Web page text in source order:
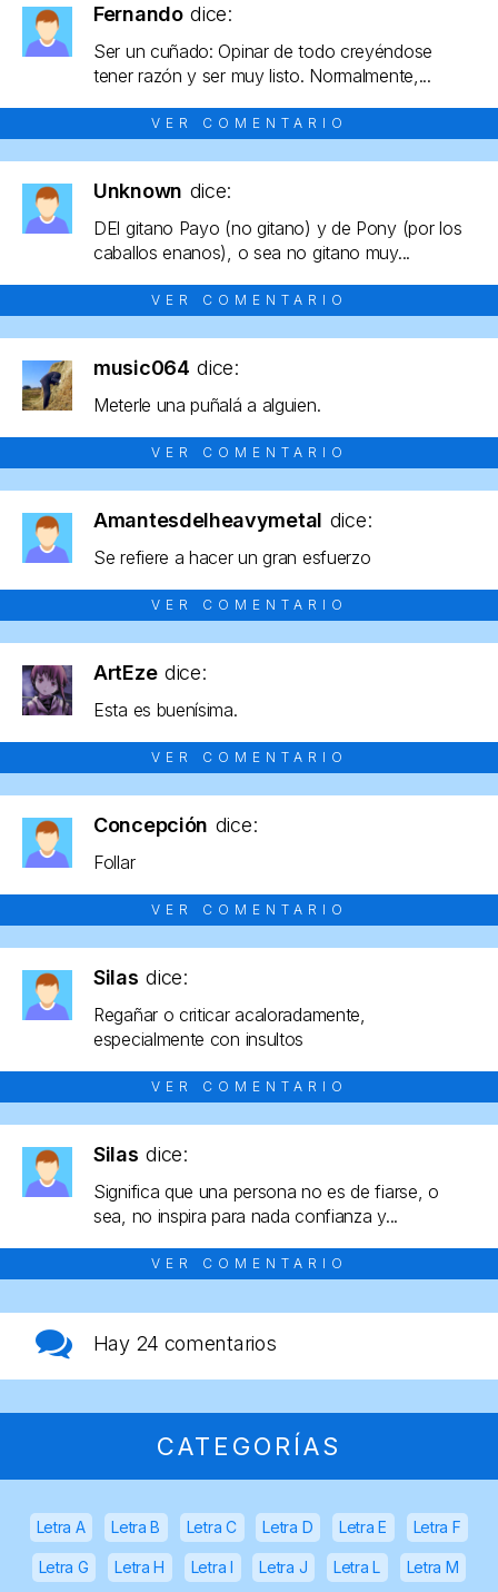
Fernando dice:
Ser un cuñado: Opinar de todo creyéndose
tener razón y ser muy listo. Normalmente,...
VER COMENTARIO
Unknown dice:
DEl gitano Payo (no gitano) y de Pony (por los
caballos enanos), o sea no gitano muy...
VER COMENTARIO
music064 dice:
Meterle una puñalá a alguien.
VER COMENTARIO
Amantesdelheavymetal dice:
Se refiere a hacer un gran esfuerzo
VER COMENTARIO
ArtEze dice:
Esta es buenísima.
VER COMENTARIO
Concepción dice:
Follar
VER COMENTARIO
Silas dice:
Regañar o criticar acaloradamente,
especialmente con insultos
VER COMENTARIO
Silas dice:
Significa que una persona no es de fiarse, o
sea, no inspira para nada confianza y...
VER COMENTARIO
Hay 24 comentarios
CATEGORÍAS
Letra A Letra B Letra C Letra D Letra E Letra F
Letra G Letra H Letra I Letra J Letra L Letra M